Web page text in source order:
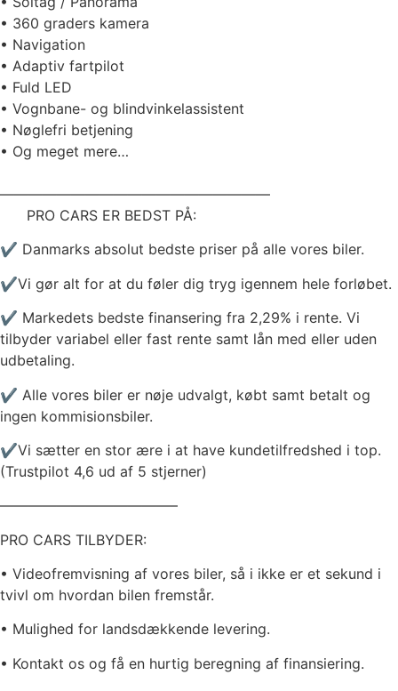
• 360 graders kamera
• Navigation
• Adaptiv fartpilot
• Fuld LED
• Vognbane- og blindvinkelassistent
• Nøglefri betjening
• Og meget mere…
———————————————————
PRO CARS ER BEDST PÅ:
✔️ Danmarks absolut bedste priser på alle vores biler.
✔️Vi gør alt for at du føler dig tryg igennem hele forløbet.
✔️ Markedets bedste finansering fra 2,29% i rente. Vi
tilbyder variabel eller fast rente samt lån med eller uden
udbetaling.
✔️ Alle vores biler er nøje udvalgt, købt samt betalt og
ingen kommisionsbiler.
✔️Vi sætter en stor ære i at have kundetilfredshed i top.
(Trustpilot 4,6 ud af 5 stjerner)
————————————–
PRO CARS TILBYDER:
• Videofremvisning af vores biler, så i ikke er et sekund i
tvivl om hvordan bilen fremstår.
• Mulighed for landsdækkende levering.
• Kontakt os og få en hurtig beregning af finansiering.